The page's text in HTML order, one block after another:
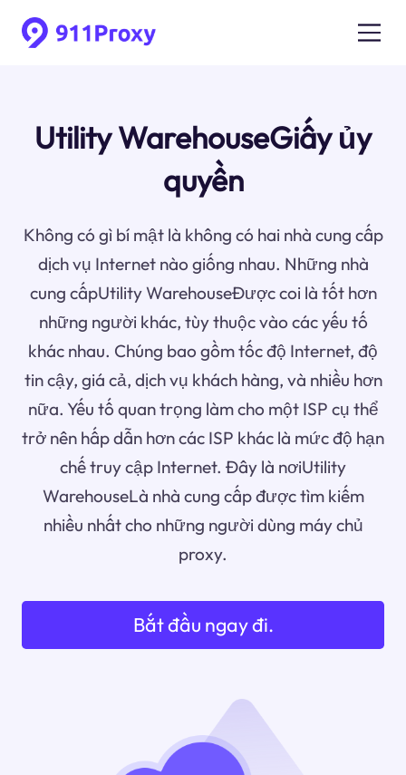
Utility WarehouseGiấy ủy
quyền
Không có gì bí mật là không có hai nhà cung cấp
dịch vụ Internet nào giống nhau. Những nhà
cung cấpUtility WarehouseĐược coi là tốt hơn
những người khác, tùy thuộc vào các yếu tố
khác nhau. Chúng bao gồm tốc độ Internet, độ
tin cậy, giá cả, dịch vụ khách hàng, và nhiều hơn
nữa. Yếu tố quan trọng làm cho một ISP cụ thể
trở nên hấp dẫn hơn các ISP khác là mức độ hạn
chế truy cập Internet. Đây là nơiUtility
WarehouseLà nhà cung cấp được tìm kiếm
nhiều nhất cho những người dùng máy chủ
proxy.
Bắt đầu ngay đi.